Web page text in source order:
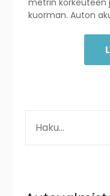
metrin korkeuteen
kuorman. Auton